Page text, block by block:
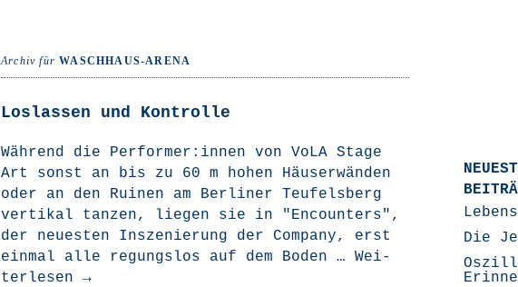
Archiv fürWASCHHAUS-ARENA
Loslassen und Kontrolle
Wäh­rend die Performer:innen von VoLA Stage
Art sonst an bis zu 60 m hohen Häu­ser­wän­den
oder an den Rui­nen am Ber­li­ner Teu­fels­berg
ver­ti­kal tan­zen, lie­gen sie in "Encoun­ters",
der neu­es­ten Insze­nie­rung der Com­pa­ny, erst
ein­mal alle regungs­los auf dem Boden … Wei­
ter­le­sen →
Die